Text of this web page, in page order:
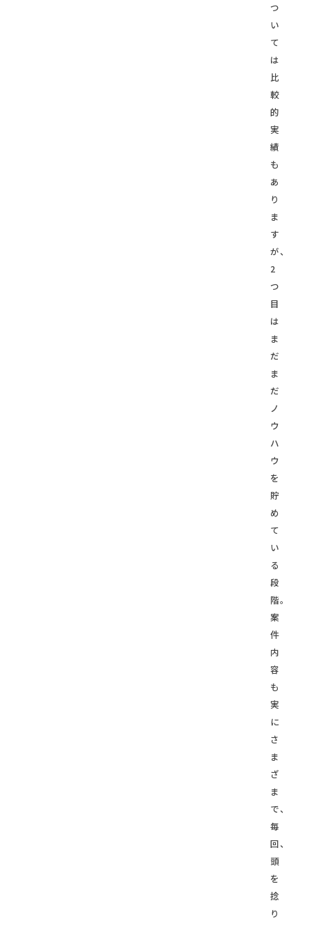
つ
い
て
は
比
較
的
実
績
も
あ
り
ま
す
が、
2
つ
目
は
ま
だ
ま
だ
ノ
ウ
ハ
ウ
を
貯
め
て
い
る
段
階。
案
件
内
容
も
実
に
さ
ま
ざ
ま
で、
毎
回、
頭
を
捻
り